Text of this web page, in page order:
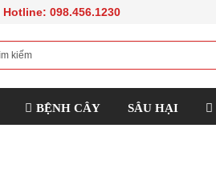
Hotline: 098.456.1230
BỆNH CÂY SÂU HẠI